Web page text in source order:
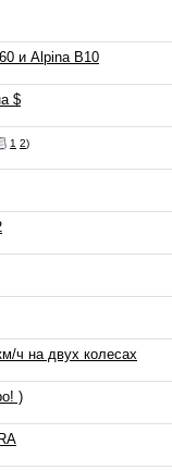
и Alpina B10
$
1 2)
ч на двух колесах
)